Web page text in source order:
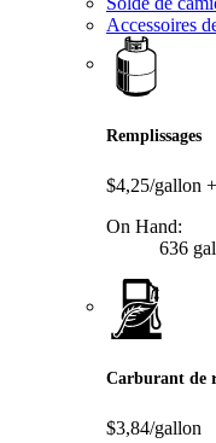
Accessoires
Remplissages
$4,25/gallon
On Hand:
636
Carburant de
$3,84/gallon